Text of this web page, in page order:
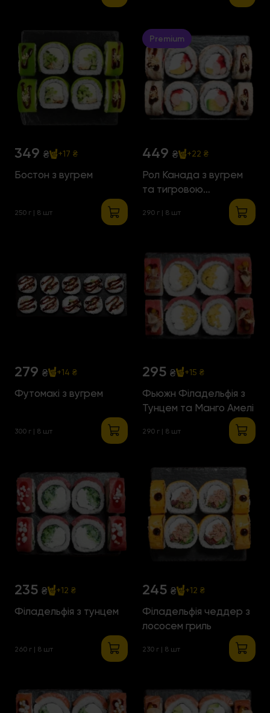
349 ₴ +17 ₴
Бостон з вугрем
250 г | 8 шт
Premium
449 ₴ +22 ₴
Рол Канада з вугрем
та тигровою
290 г | 8 шт
279 ₴ +14 ₴
Футомакі з вугрем
300 г | 8 шт
295 ₴ +15 ₴
Фьюжн Філадельфія з
Тунцем та Манго Амелі
290 г | 8 шт
235 ₴ +12 ₴
Філадельфія з тунцем
260 г | 8 шт
245 ₴ +12 ₴
Філадельфія чеддер з
лососем гриль
230 г | 8 шт